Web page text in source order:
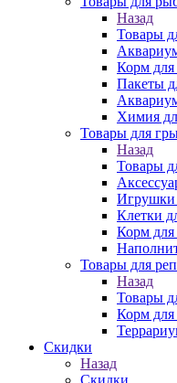
Назад
Товары
Корм
Пакеты
Химия
Товары для
Назад
Товары
Игрушки
Клетки
Корм для
Товары для
Назад
Товары
Корм для
Скидки
Назад
Скидки